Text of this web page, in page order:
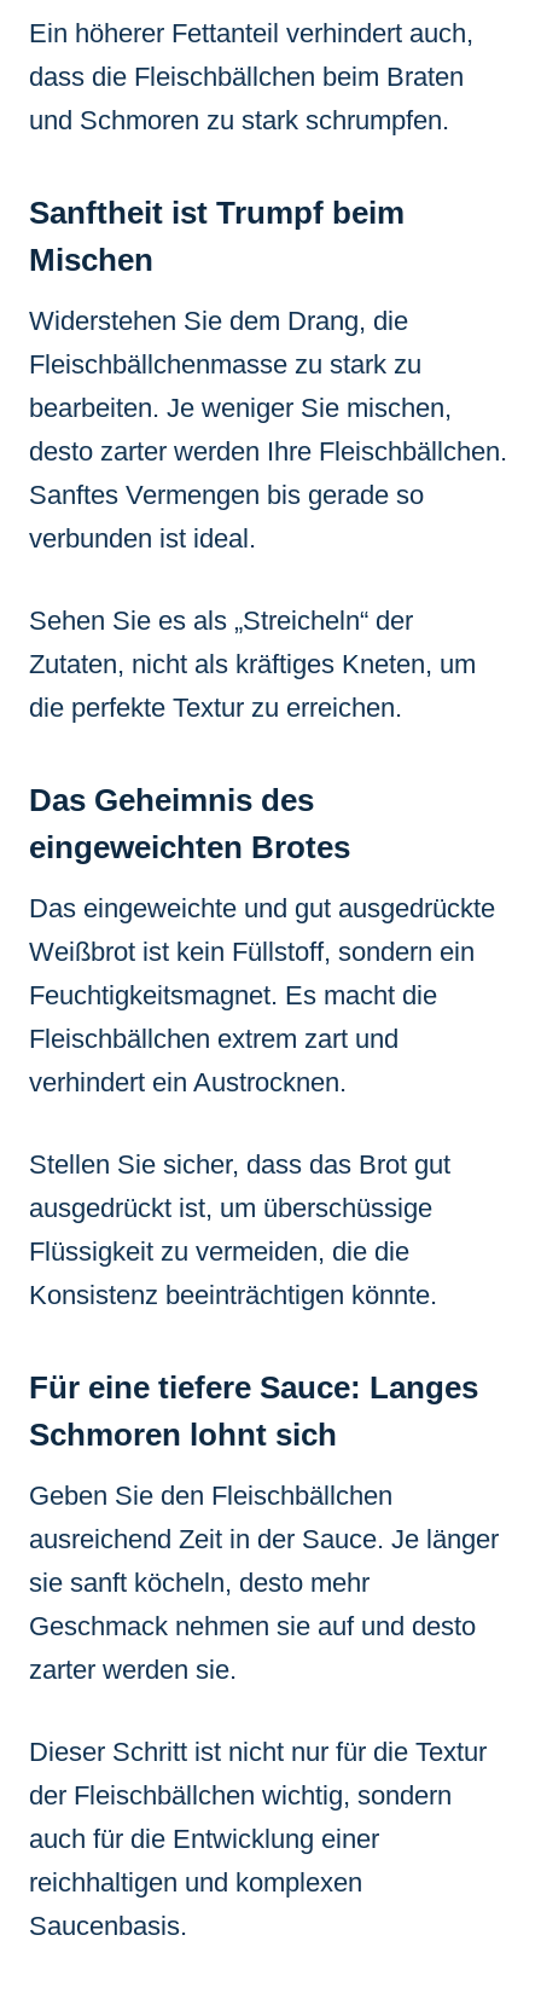
Ein höherer Fettanteil verhindert auch,
dass die Fleischbällchen beim Braten
und Schmoren zu stark schrumpfen.
Sanftheit ist Trumpf beim
Mischen
Widerstehen Sie dem Drang, die
Fleischbällchenmasse zu stark zu
bearbeiten. Je weniger Sie mischen,
desto zarter werden Ihre Fleischbällchen.
Sanftes Vermengen bis gerade so
verbunden ist ideal.
Sehen Sie es als „Streicheln“ der
Zutaten, nicht als kräftiges Kneten, um
die perfekte Textur zu erreichen.
Das Geheimnis des
eingeweichten Brotes
Das eingeweichte und gut ausgedrückte
Weißbrot ist kein Füllstoff, sondern ein
Feuchtigkeitsmagnet. Es macht die
Fleischbällchen extrem zart und
verhindert ein Austrocknen.
Stellen Sie sicher, dass das Brot gut
ausgedrückt ist, um überschüssige
Flüssigkeit zu vermeiden, die die
Konsistenz beeinträchtigen könnte.
Für eine tiefere Sauce: Langes
Schmoren lohnt sich
Geben Sie den Fleischbällchen
ausreichend Zeit in der Sauce. Je länger
sie sanft köcheln, desto mehr
Geschmack nehmen sie auf und desto
zarter werden sie.
Dieser Schritt ist nicht nur für die Textur
der Fleischbällchen wichtig, sondern
auch für die Entwicklung einer
reichhaltigen und komplexen
Saucenbasis.